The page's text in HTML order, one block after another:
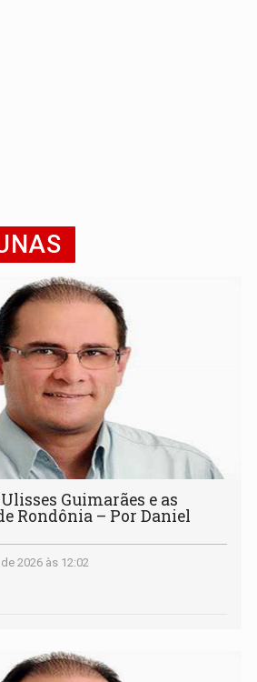
Ulisses Guimarães e as
Rondônia – Por Daniel
2026 às 12:02